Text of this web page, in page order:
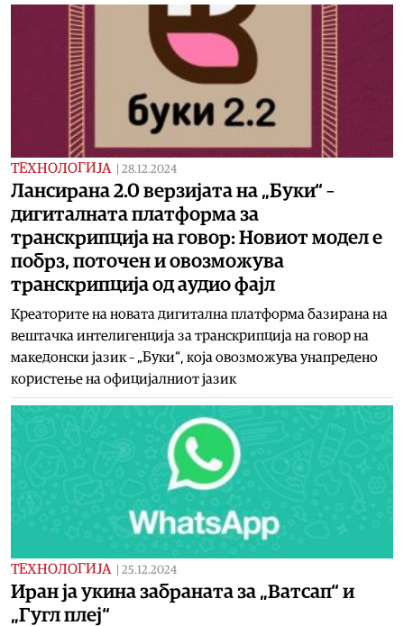
ТЕХНОЛОГИЈА 28.12.2024
Лансирана 2.0 верзијата на „Буки“ –
дигиталната платформа за
транскрипција на говор: Новиот модел е
побрз, поточен и овозможува
транскрипција од аудио фајл
Креаторите на новата дигитална платформа базирана на
вештачка интелигенција за транскрипција на говор на
македонски јазик – „Буки“, која овозможува унапредено
користење на официјалниот јазик
ТЕХНОЛОГИЈА 25.12.2024
Иран ја укина забраната за „Ватсап“ и
„Гугл плеј“